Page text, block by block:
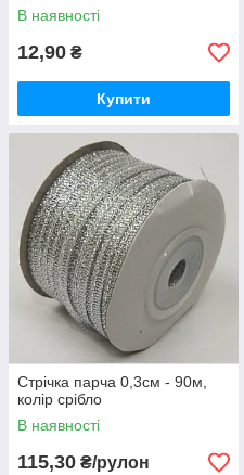
В наявності
12,90 ₴
Купити
Стрічка парча 0,3см - 90м,
колір срібло
В наявності
115,30 ₴/рулон